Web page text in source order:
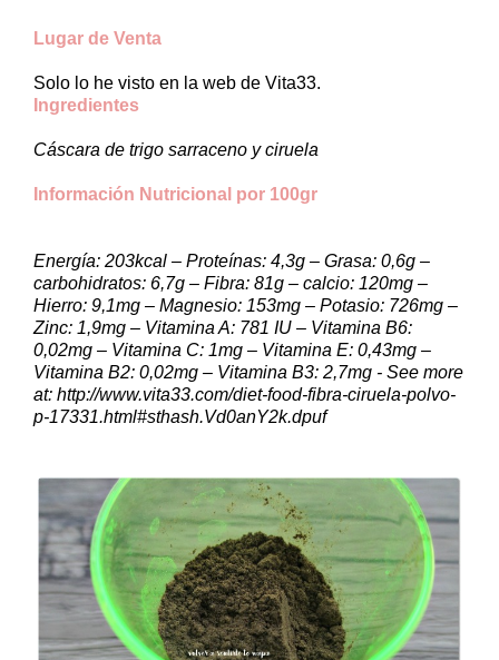
Lugar de Venta
Solo lo he visto en la web de Vita33.
Ingredientes
Cáscara de trigo sarraceno y ciruela
Información Nutricional por 100gr
Energía: 203kcal – Proteínas: 4,3g – Grasa: 0,6g –
carbohidratos: 6,7g – Fibra: 81g – calcio: 120mg –
Hierro: 9,1mg – Magnesio: 153mg – Potasio: 726mg –
Zinc: 1,9mg – Vitamina A: 781 IU – Vitamina B6:
0,02mg – Vitamina C: 1mg – Vitamina E: 0,43mg –
Vitamina B2: 0,02mg – Vitamina B3: 2,7mg - See more
at: http://www.vita33.com/diet-food-fibra-ciruela-polvo-
p-17331.html#sthash.Vd0anY2k.dpuf